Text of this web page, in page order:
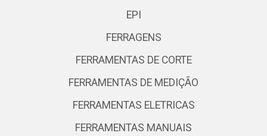
EPI
FERRAGENS
FERRAMENTAS DE CORTE
FERRAMENTAS DE MEDIÇÃO
FERRAMENTAS ELETRICAS
FERRAMENTAS MANUAIS